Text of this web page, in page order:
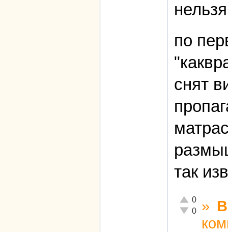
по
снят
так
Отлично!
0
Неадекватно!
0 »